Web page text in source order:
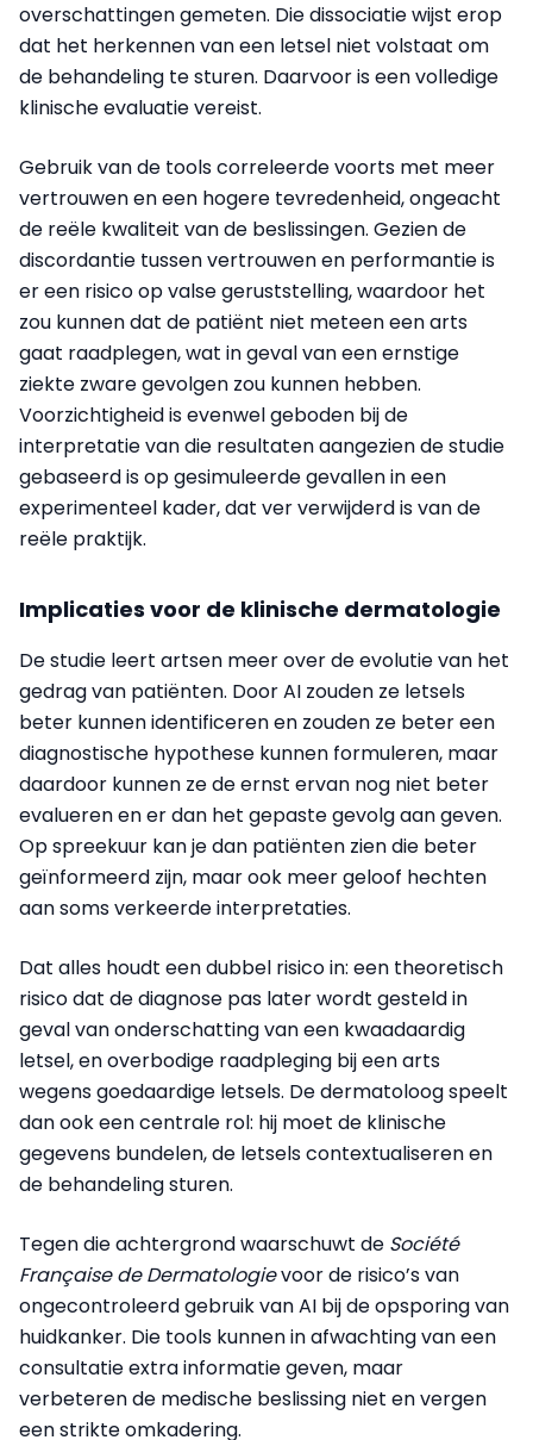
overschattingen gemeten. Die dissociatie wijst erop
dat het herkennen van een letsel niet volstaat om
de behandeling te sturen. Daarvoor is een volledige
klinische evaluatie vereist.
Gebruik van de tools correleerde voorts met meer
vertrouwen en een hogere tevredenheid, ongeacht
de reële kwaliteit van de beslissingen. Gezien de
discordantie tussen vertrouwen en performantie is
er een risico op valse geruststelling, waardoor het
zou kunnen dat de patiënt niet meteen een arts
gaat raadplegen, wat in geval van een ernstige
ziekte zware gevolgen zou kunnen hebben.
Voorzichtigheid is evenwel geboden bij de
interpretatie van die resultaten aangezien de studie
gebaseerd is op gesimuleerde gevallen in een
experimenteel kader, dat ver verwijderd is van de
reële praktijk.
Implicaties voor de klinische dermatologie
De studie leert artsen meer over de evolutie van het
gedrag van patiënten. Door AI zouden ze letsels
beter kunnen identificeren en zouden ze beter een
diagnostische hypothese kunnen formuleren, maar
daardoor kunnen ze de ernst ervan nog niet beter
evalueren en er dan het gepaste gevolg aan geven.
Op spreekuur kan je dan patiënten zien die beter
geïnformeerd zijn, maar ook meer geloof hechten
aan soms verkeerde interpretaties.
Dat alles houdt een dubbel risico in: een theoretisch
risico dat de diagnose pas later wordt gesteld in
geval van onderschatting van een kwaadaardig
letsel, en overbodige raadpleging bij een arts
wegens goedaardige letsels. De dermatoloog speelt
dan ook een centrale rol: hij moet de klinische
gegevens bundelen, de letsels contextualiseren en
de behandeling sturen.
Tegen die achtergrond waarschuwt de Société
Française de Dermatologievoor de risico’s van
ongecontroleerd gebruik van AI bij de opsporing van
huidkanker. Die tools kunnen in afwachting van een
consultatie extra informatie geven, maar
verbeteren de medische beslissing niet en vergen
een strikte omkadering.